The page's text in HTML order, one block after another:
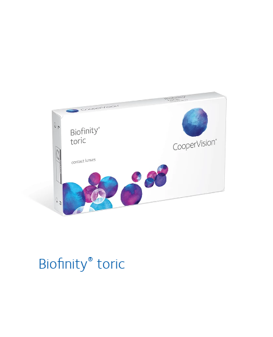
Biofinity® toric